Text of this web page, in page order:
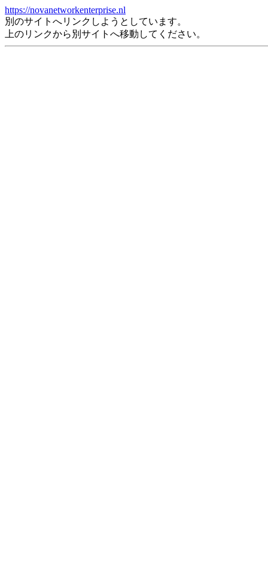
https://novanetworkenterprise.nl
別のサイトへリンクしようとしています。
上のリンクから別サイトへ移動してください。